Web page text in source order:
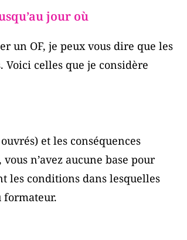
jour où
un OF, je peux vous dire que les
Voici celles que je considère
et les conséquences
n’avez aucune base pour
les conditions dans lesquelles